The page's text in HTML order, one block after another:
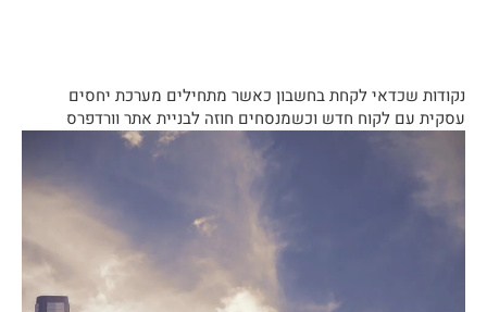
נקודות שכדאי לקחת בחשבון כאשר מתחילים מערכת יחסים
עסקית עם לקוח חדש וכשמנסחים חוזה לבניית אתר וורדפרס